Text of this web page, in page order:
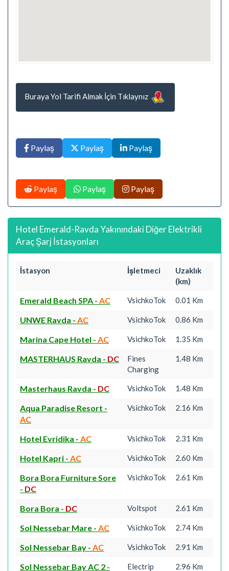
Buraya Yol Tarifi Almak İçin Tıklaynız
Paylaş Paylaş Paylaş
Paylaş Paylaş Paylaş
Hotel Emerald-Ravda Yakınındaki Diğer Elektrikli
Araç Şarj İstasyonları
İstasyon İşletmeci
Uzaklık
(km)
Emerald Beach SPA - AC VsichkoTok 0.01 Km
UNWE Ravda - AC VsichkoTok 0.86 Km
Marina Cape Hotel - AC VsichkoTok 1.35 Km
MASTERHAUS Ravda - DC
Fines
Charging
1.48 Km
Masterhaus Ravda - DC VsichkoTok 1.48 Km
Aqua Paradise Resort -
AC
VsichkoTok 2.16 Km
Hotel Evridika - AC VsichkoTok 2.31 Km
Hotel Kapri - AC VsichkoTok 2.60 Km
Bora Bora Furniture Sore
- DC
VsichkoTok 2.61 Km
Bora Bora - DC Voltspot 2.61 Km
Sol Nessebar Mare - AC VsichkoTok 2.74 Km
Sol Nessebar Bay - AC VsichkoTok 2.91 Km
Sol Nessebar Bay AC 2 - Electrip 2.96 Km